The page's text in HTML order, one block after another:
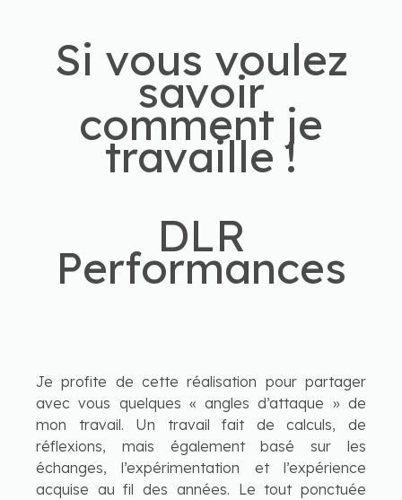
Si vous voulez
savoir
comment je
travaille !
DLR
Performances
Je profite de cette réalisation pour partager
avec vous quelques « angles d’attaque » de
mon travail. Un travail fait de calculs, de
réflexions, mais également basé sur les
échanges, l’expérimentation et l’expérience
acquise au fil des années. Le tout ponctuée